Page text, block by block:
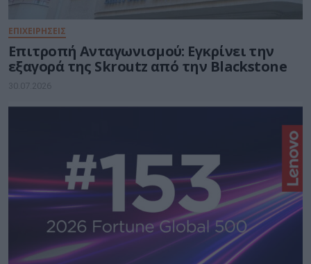
ΕΠΙΧΕΙΡΗΣΕΙΣ
Επιτροπή Ανταγωνισμού: Εγκρίνει την
εξαγορά της Skroutz από την Blackstone
30.07.2026